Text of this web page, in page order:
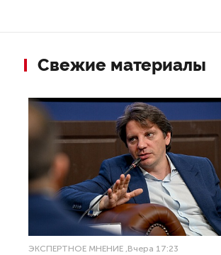
Свежие материалы
ЭКСПЕРТНОЕ МНЕНИЕ ,Вчера 17:23